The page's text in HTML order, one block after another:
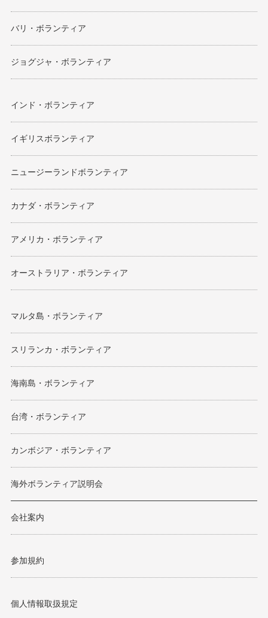
バリ・ボランティア
ジョグジャ・ボランティア
インド・ボランティア
イギリスボランティア
ニュージーランドボランティア
カナダ・ボランティア
アメリカ・ボランティア
オーストラリア・ボランティア
マルタ島・ボランティア
スリランカ・ボランティア
海南島・ボランティア
台湾・ボランティア
カンボジア・ボランティア
海外ボランティア説明会
会社案内
参加規約
個人情報取扱規定